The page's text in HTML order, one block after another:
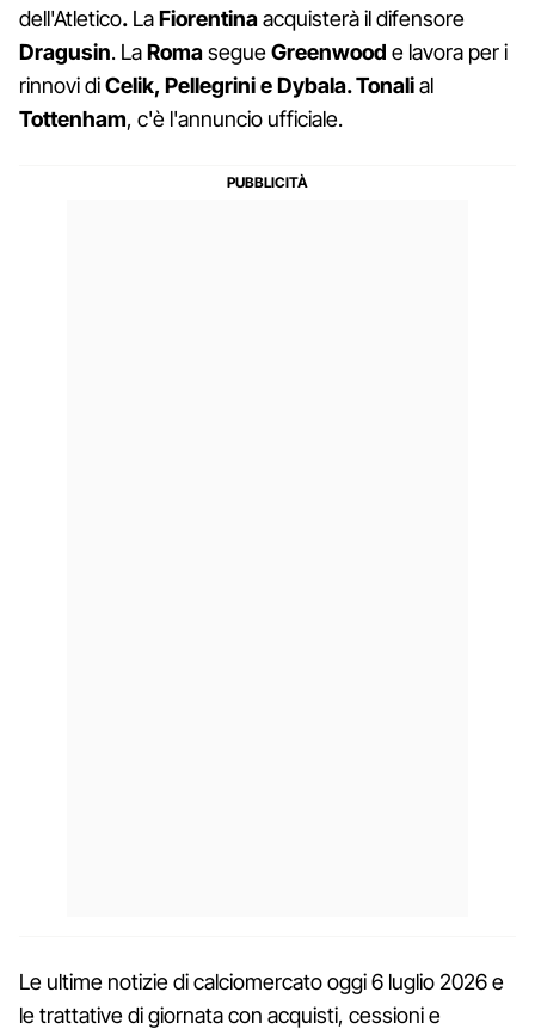
dell'Atletico. LaFiorentinaacquisterà il difensore
Dragusin. LaRomasegueGreenwood e lavora per i
rinnovi diCelik, Pellegrini e Dybala. Tonalial
Tottenham, c'è l'annuncio ufficiale.
Le ultime notizie di calciomercato oggi 6 luglio 2026 e
le trattative di giornata con acquisti, cessioni e